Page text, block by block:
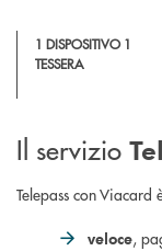
1 DISPOSITIVO 1
TESSERA
Il servizio
Telepass con
veloce,